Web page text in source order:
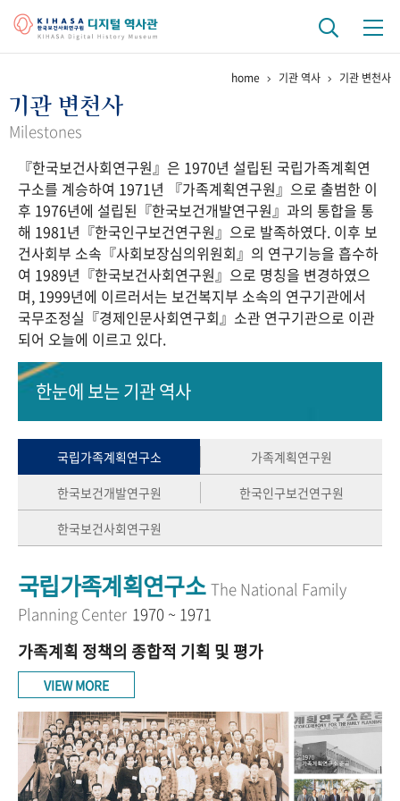
걸어온 길 기관 변천사
연구 역사
정책과 연구 키워드로 보는 연구 역사
연구자들
간행물 변천사
기록물 아카이브
사진 아카이브 문서 기록물 행정박물 영상 기록물
50+1 주년 기념
세계와 함께 한 KIHASA
VR 역사관
home 기관 역사 기관 변천사
기관 변천사
Milestones
『한국보건사회연구원』은 1970년 설립된 국립가족계획연
구소를 계승하여 1971년 『가족계획연구원』으로 출범한 이
후 1976년에 설립된『한국보건개발연구원』과의 통합을 통
해 1981년『한국인구보건연구원』으로 발족하였다. 이후 보
건사회부 소속『사회보장심의위원회』의 연구기능을 흡수하
여 1989년『한국보건사회연구원』으로 명칭을 변경하였으
며, 1999년에 이르러서는 보건복지부 소속의 연구기관에서
국무조정실『경제인문사회연구회』소관 연구기관으로 이관
되어 오늘에 이르고 있다.
한눈에 보는기관 역사
국립가족계획연구소
가족계획연구원
한국보건개발연구원
한국인구보건연구원
한국보건사회연구원
국립가족계획연구소 The National Family
Planning Center 1970 ~ 1971
가족계획 정책의 종합적 기획 및 평가
VIEW MORE